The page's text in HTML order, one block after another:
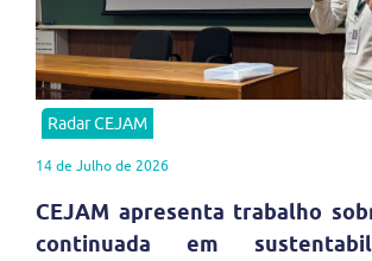
Radar CEJAM
14 de Julho de 2026
CEJAM apresenta trabalho
continuada em